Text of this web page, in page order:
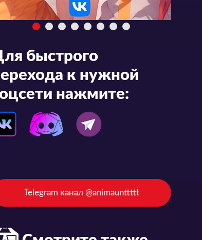
быстрого
к нужной
нажмите:
Telegram канал @animaunttttt